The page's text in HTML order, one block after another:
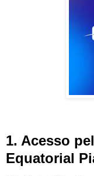
1. Acesso
Equatorial